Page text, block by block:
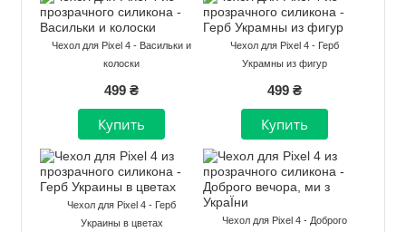
Чехол для Pixel 4 - Васильки и
колоски
499 ₴
Чехол для Pixel 4 - Герб
Украмны из фигур
499 ₴
Чехол для Pixel 4 - Герб
Украины в цветах
Чехол для Pixel 4 - Доброго